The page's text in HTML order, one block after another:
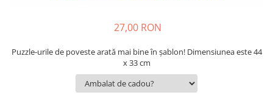
27,00 RON
Puzzle-urile de poveste arată mai bine în șablon! Dimensiunea este 44
x 33 cm